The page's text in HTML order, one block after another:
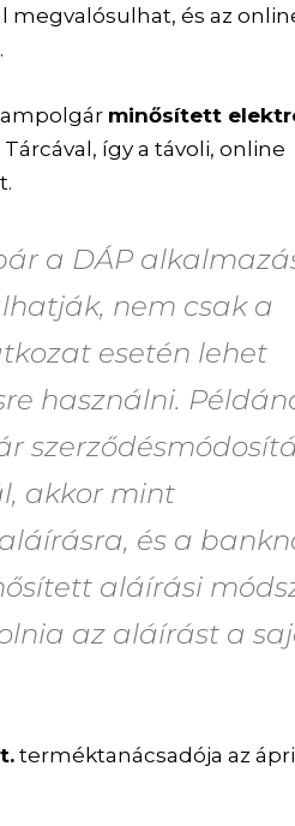
és az
minősített
így a távoli, online
a DÁP
nem csak a
esetén lehet
használni.
akkor mint
és a
aláírási
az aláírást a
terméktanácsadója az